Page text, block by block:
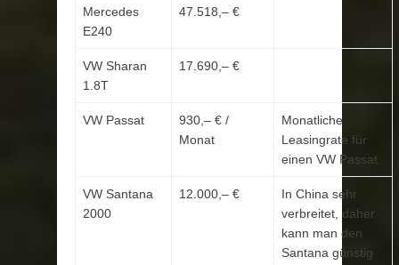
Mercedes
E240
47.518,– €
VW Sharan
1.8T
17.690,– €
VW Passat
930,– € /
Monat
Monatliche
Leasingrate für
einen VW Passat.
VW Santana
2000
12.000,– €
In China sehr
verbreitet, daher
kann man den
Santana günstig